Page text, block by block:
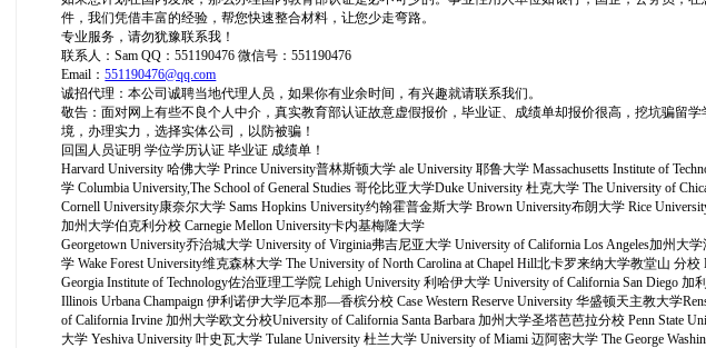
件，我们凭借丰富的经验，帮您快速整合材料，让您少走弯路。
专业服务，请勿犹豫联系我！
联系人：Sam QQ：551190476 微信号：551190476
Email：551190476@qq.com
诚招代理：本公司诚聘当地代理人员，如果你有业余时间，有兴趣就请联系我们。
敬告：面对网上有些不良个人中介，真实教育部认证故意虚假报价，毕业证、成绩单却报价很高，挖坑骗
境，办理实力，选择实体公司，以防被骗！
回国人员证明 学位学历认证 毕业证 成绩单！
Harvard University 哈佛大学 Prince University普林斯顿大学 ale University 耶鲁大学 Massachusetts Institute of
学 Columbia University,The School of General Studies 哥伦比亚大学Duke University 杜克大学 The University of
Cornell University康奈尔大学 Sams Hopkins University约翰霍普金斯大学 Brown University布朗大学 Rice
加州大学伯克利分校 Carnegie Mellon University卡内基梅隆大学
Georgetown University乔治城大学 University of Virginia弗吉尼亚大学 University of California Los Angeles加州
学 Wake Forest University维克森林大学 The University of North Carolina at Chapel Hill北卡罗来纳大学教堂山
Georgia Institute of Technology佐治亚理工学院 Lehigh University 利哈伊大学 University of California San Diego
Illinois Urbana Champaign 伊利诺伊大学厄本那—香槟分校 Case Western Reserve University 华盛顿天主教大学
of California Irvine 加州大学欧文分校University of California Santa Barbara 加州大学圣塔芭芭拉分校 Penn State
大学 Yeshiva University 叶史瓦大学 Tulane University 杜兰大学 University of Miami 迈阿密大学 The George